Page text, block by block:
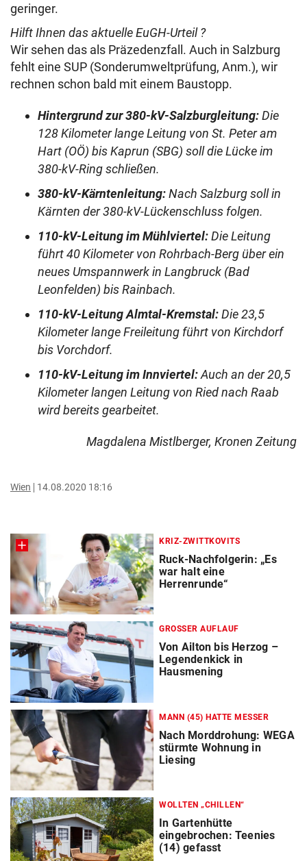
geringer.
Hilft Ihnen das aktuelle EuGH-Urteil ?
Wir sehen das als Präzedenzfall. Auch in Salzburg
fehlt eine SUP (Sonderumweltprüfung, Anm.), wir
rechnen schon bald mit einem Baustopp.
Hintergrund zur 380-kV-Salzburgleitung:Die
128 Kilometer lange Leitung von St. Peter am
Hart (OÖ) bis Kaprun (SBG) soll die Lücke im
380-kV-Ring schließen.
380-kV-Kärntenleitung:Nach Salzburg soll in
Kärnten der 380-kV-Lückenschluss folgen.
110-kV-Leitung im Mühlviertel:Die Leitung
führt 40 Kilometer von Rohrbach-Berg über ein
neues Umspannwerk in Langbruck (Bad
Leonfelden) bis Rainbach.
110-kV-Leitung Almtal-Kremstal:Die 23,5
Kilometer lange Freileitung führt von Kirchdorf
bis Vorchdorf.
110-kV-Leitung im Innviertel:Auch an der 20,5
Kilometer langen Leitung von Ried nach Raab
wird bereits gearbeitet.
Magdalena Mistlberger, Kronen Zeitung
Wien 14.08.2020 18:16
KRIZ-ZWITTKOVITS
Ruck-Nachfolgerin: „Es
war halt eine
Herrenrunde“
GROSSER AUFLAUF
Von Ailton bis Herzog –
Legendenkick in
Hausmening
MANN (45) HATTE MESSER
Nach Morddrohung: WEGA
stürmte Wohnung in
Liesing
WOLLTEN „CHILLEN“
In Gartenhütte
eingebrochen: Teenies
(14) gefasst